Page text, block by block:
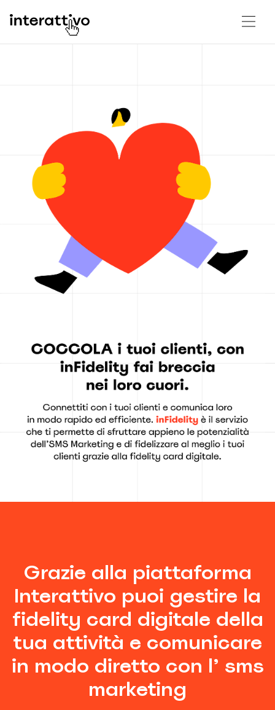
Grazie alla piattaforma
Interattivo puoi gestire la
fidelity card digitale della
tua attività e comunicare
in modo diretto con l’ sms
marketing